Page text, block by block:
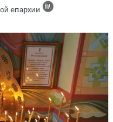
епархии